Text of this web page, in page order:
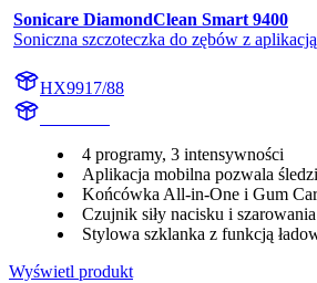
Sonicare DiamondClean Smart 9400
Soniczna szczoteczka do zębów z aplikacją
HX9917/88
4 programy, 3 intensywności
Aplikacja mobilna pozwala
Końcówka All-in-One i Gum
Czujnik siły nacisku i szarowania
Stylowa szklanka z funkcją
Wyświetl produkt